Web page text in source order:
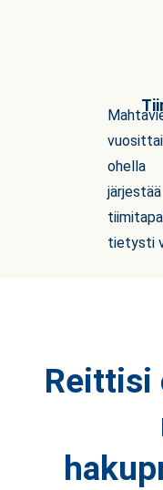
ohella
tietysti
Reittisi